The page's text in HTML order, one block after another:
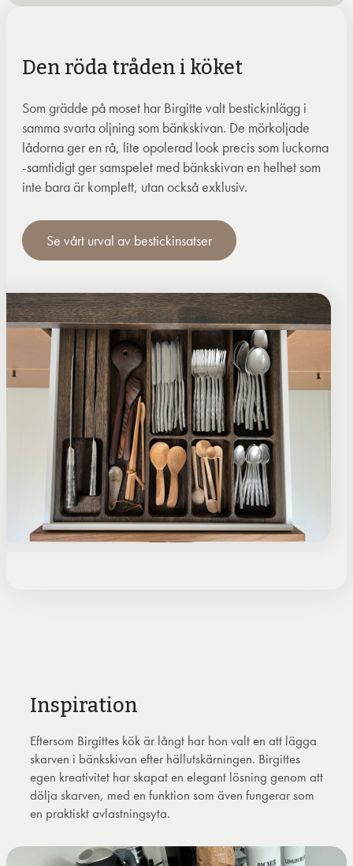
Den röda tråden i köket
Som grädde på moset har Birgitte valt bestickinlägg i
samma svarta oljning som bänkskivan. De mörkoljade
lådorna ger en rå, lite opolerad look precis som luckorna
-samtidigt ger samspelet med bänkskivan en helhet som
inte bara är komplett, utan också exklusiv.
Se vårt urval av bestickinsatser
Inspiration
Eftersom Birgittes kök är långt har hon valt en att lägga
skarven i bänkskivan efter hällutskärningen. Birgittes
egen kreativitet har skapat en elegant lösning genom att
dölja skarven, med en funktion som även fungerar som
en praktiskt avlastningsyta.